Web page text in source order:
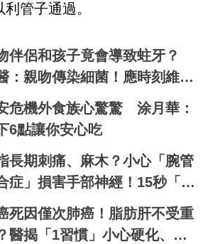
管子通過。
伴侶和孩子竟會導致蛀牙？
：親吻傳染細菌！應時刻維護
健康
危機外食族心驚驚 涂月華：
6點讓你安心吃
長期刺痛、麻木？小心「腕管
症」損害手部神經！15秒「手
展」這樣練，別讓身體空
」惜！
死因僅次肺癌！脂肪肝不受重
醫揭「1習慣」小心硬化、變